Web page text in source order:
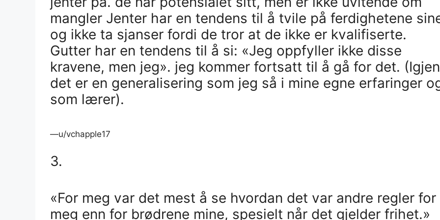
mangler Jenter har en tendens til å tvile på ferdighetene
og ikke ta sjanser fordi de tror at de ikke er kvalifiserte.
Gutter har en tendens til å si: «Jeg oppfyller ikke disse
kravene, men jeg». jeg kommer fortsatt til å gå for det.
det er en generalisering som jeg så i mine egne erfaringer
som lærer).
—u/vchapple17
3.
«For meg var det mest å se hvordan det var andre regler for
meg enn for brødrene mine, spesielt når det gjelder frihet.»